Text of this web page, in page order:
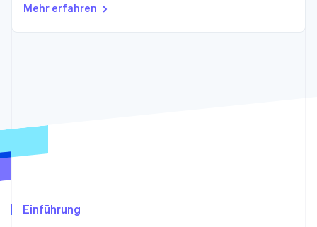
Radar
Ecosystem
Mehr erfahren
Einführung